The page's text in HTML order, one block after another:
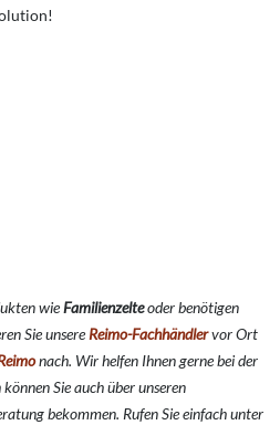
wieFamilienzelteoder benötigen
Sie unsereReimo-Fachhändlervor Ort
nach. Wir helfen Ihnen gerne bei der
Sie auch über unseren
bekommen. Rufen Sie einfach unter